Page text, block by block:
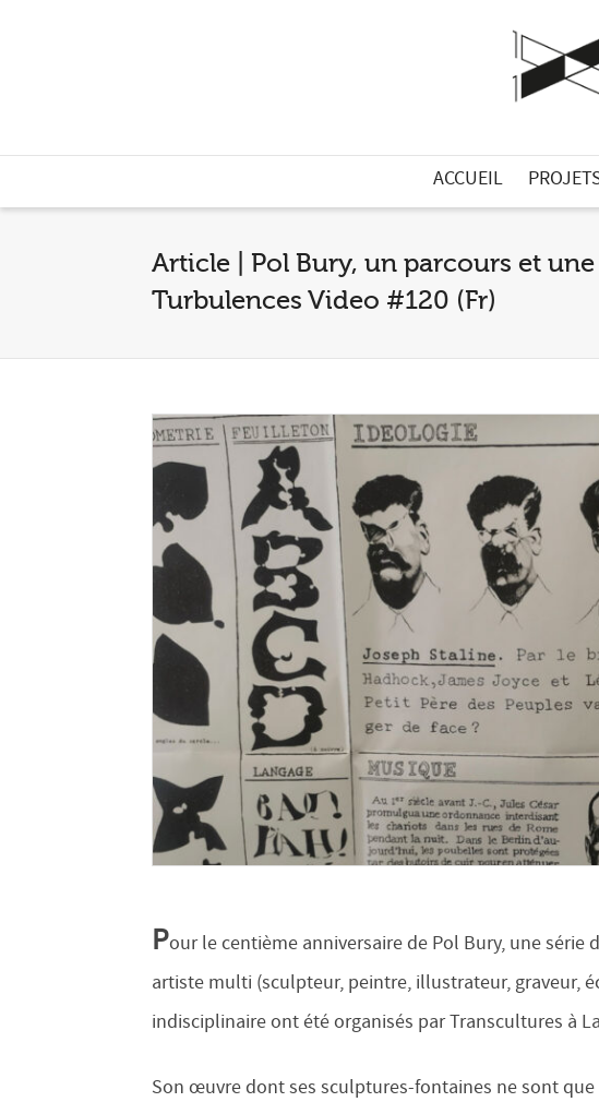
ACCUEIL
Article | Pol Bury, un parcours et
Turbulences Video #120 (Fr)
Pour le centième anniversaire de Pol Bury, une série
artiste multi (sculpteur, peintre, illustrateur, graveur,
indisciplinaire ont été organisés par Transcultures à
Son œuvre dont ses sculptures-fontaines ne sont